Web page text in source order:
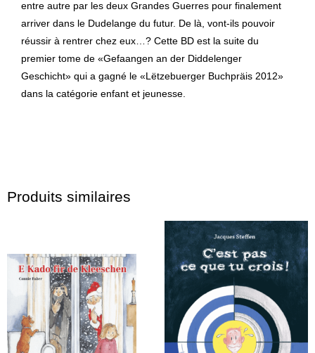
entre autre par les deux Grandes Guerres pour finalement
arriver dans le Dudelange du futur. De là, vont-ils pouvoir
réussir à rentrer chez eux…? Cette BD est la suite du
premier tome de «Gefaangen an der Diddelenger
Geschicht» qui a gagné le «Lëtzebuerger Buchpräis 2012»
dans la catégorie enfant et jeunesse.
Produits similaires